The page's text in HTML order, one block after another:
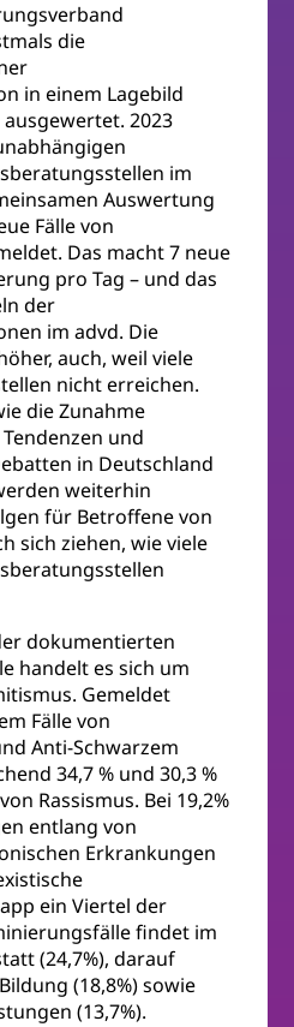
die
in einem Lagebild
2023
im
Auswertung
Fälle von
Das macht 7 neue
pro Tag – und das
der
im advd. Die
auch, weil viele
nicht erreichen.
die Zunahme
und
in Deutschland
weiterhin
für Betroffene von
sich ziehen, wie viele
dokumentierten
handelt es sich um
Gemeldet
Fälle von
Anti-Schwarzem
34,7 % und 30,3 %
Rassismus. Bei 19,2%
entlang von
Erkrankungen
ein Viertel der
findet im
(24,7%), darauf
(18,8%) sowie
(13,7%).